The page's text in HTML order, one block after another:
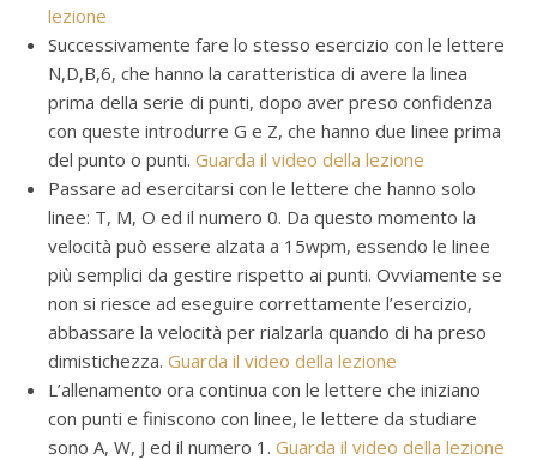
lezione
Successivamente fare lo stesso esercizio con le lettere
N,D,B,6, che hanno la caratteristica di avere la linea
prima della serie di punti, dopo aver preso confidenza
con queste introdurre G e Z, che hanno due linee prima
del punto o punti. Guarda il video della lezione
Passare ad esercitarsi con le lettere che hanno solo
linee: T, M, O ed il numero 0. Da questo momento la
velocità può essere alzata a 15wpm, essendo le linee
più semplici da gestire rispetto ai punti. Ovviamente se
non si riesce ad eseguire correttamente l’esercizio,
abbassare la velocità per rialzarla quando di ha preso
dimistichezza. Guarda il video della lezione
L’allenamento ora continua con le lettere che iniziano
con punti e finiscono con linee, le lettere da studiare
sono A, W, J ed il numero 1. Guarda il video della lezione